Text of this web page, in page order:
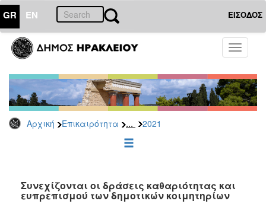
GR EN ΕΙΣΟΔΟΣ
Toggle
Αρχική Επικαιρότητα ... 2021
ΕΠΙΚΑΙΡΟΤΗΤΑ
Τύπου
Αρχείο
2026
2025
2022
2021
Συνεχίζονται οι δράσεις καθαριότητας και
ευπρεπισμού των δημοτικών κοιμητηρίων